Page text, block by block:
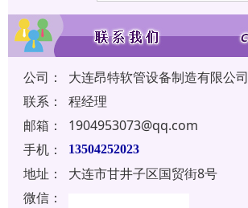
公司：
大连昂特软管设备制造有限公司
联系：
程经理
邮箱：
1904953073@qq.com
手机：
13504252023
地址：
大连市甘井子区国贸街8号
微信：